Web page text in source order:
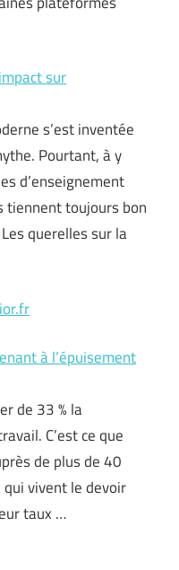
sur
s’est inventée
Pourtant, à y
d’enseignement
tiennent toujours bon
querelles sur la
à l’épuisement
de 33 % la
C’est ce que
de plus de 40
vivent le devoir
taux …